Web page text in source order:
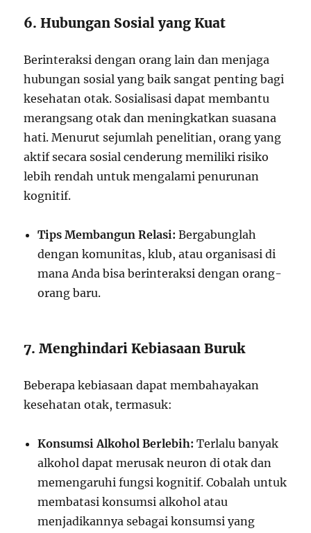
6. Hubungan Sosial yang Kuat
Berinteraksi dengan orang lain dan menjaga
hubungan sosial yang baik sangat penting bagi
kesehatan otak. Sosialisasi dapat membantu
merangsang otak dan meningkatkan suasana
hati. Menurut sejumlah penelitian, orang yang
aktif secara sosial cenderung memiliki risiko
lebih rendah untuk mengalami penurunan
kognitif.
Tips Membangun Relasi: Bergabunglah
dengan komunitas, klub, atau organisasi di
mana Anda bisa berinteraksi dengan orang-
orang baru.
7. Menghindari Kebiasaan Buruk
Beberapa kebiasaan dapat membahayakan
kesehatan otak, termasuk:
Konsumsi Alkohol Berlebih: Terlalu banyak
alkohol dapat merusak neuron di otak dan
memengaruhi fungsi kognitif. Cobalah untuk
membatasi konsumsi alkohol atau
menjadikannya sebagai konsumsi yang